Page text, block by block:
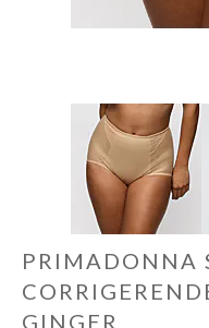
Over ons
Cadeaubon
PRIMADONNA
GINGER